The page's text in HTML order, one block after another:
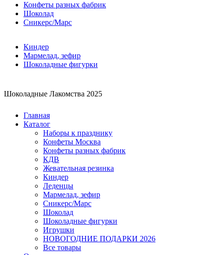
Конфеты разных фабрик
Шоколад
Сникерс/Марс
Киндер
Мармелад, зефир
Шоколадные фигурки
Шоколадные Лакомства 2025
Главная
Каталог
Наборы к празднику
Конфеты Москва
Конфеты разных фабрик
КДВ
Жевательная резинка
Киндер
Леденцы
Мармелад, зефир
Сникерс/Марс
Шоколад
Шоколадные фигурки
Игрушки
НОВОГОДНИЕ ПОДАРКИ 2026
Все товары